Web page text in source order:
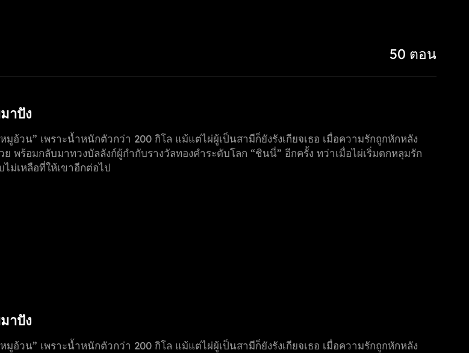
50 ตอน
าปัง
อ้วน” เพราะน้ำหนักตัวกว่า 200 กิโล แม้แต่ไผ่ผู้เป็นสามีก็ยังรังเกียจเธอ เมื่อความรักถูกหักหลัง
พร้อมกลับมาทวงบัลลังก์ผู้กำกับรางวัลทองคำระดับโลก “ชินนี่” อีกครั้ง ทว่าเมื่อไผ่เริ่มตกหลุมรัก
ม่เหลือที่ให้เขาอีกต่อไป
าปัง
อ้วน” เพราะน้ำหนักตัวกว่า 200 กิโล แม้แต่ไผ่ผู้เป็นสามีก็ยังรังเกียจเธอ เมื่อความรักถูกหักหลัง